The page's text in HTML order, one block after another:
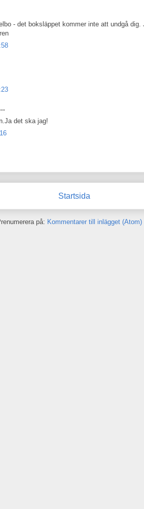
- det boksläppet kommer inte att undgå dig.
det ska jag!
Startsida
på: Kommentarer till inlägget (Atom)